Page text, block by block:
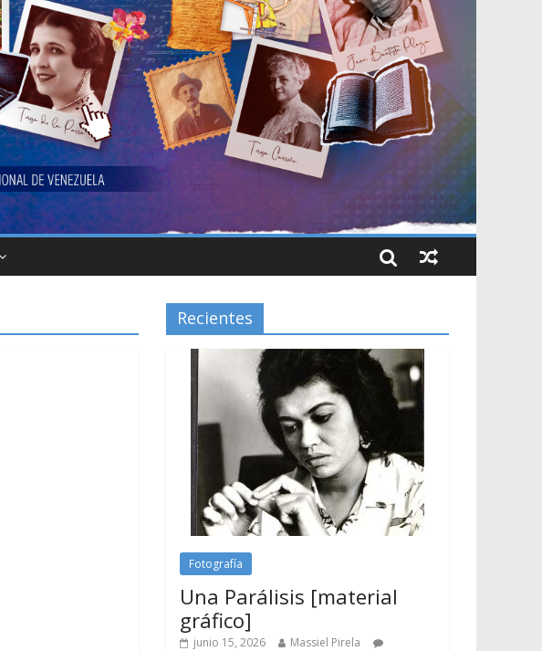
Recientes
Fotografía
Una Parálisis [material
gráfico]
junio 15, 2026
Massiel Pirela